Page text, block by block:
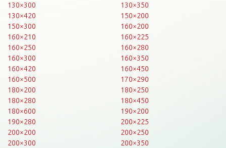
130×300
130×350
130×420
150×200
150×300
160×200
160×210
160×225
160×250
160×280
160×300
160×350
160×420
160×450
160×500
170×290
180×200
180×250
180×280
180×450
180×600
190×200
190×280
200×225
200×200
200×250
200×300
200×350